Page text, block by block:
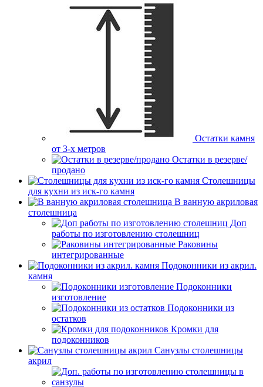
Остатки камня
от 3-х метров
Остатки в резерве/
продано
Столешницы
для кухни из иск-го камня
В ванную акриловая
столешница
Доп
работы по изготовлению столешниц
Раковины
интегрированные
Подоконники из акрил.
камня
Подоконники
изготовление
Подоконники из
остатков
Кромки для
подоконников
Санузлы столешницы
акрил